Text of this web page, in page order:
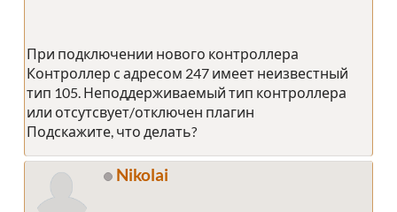
При подключении нового контроллера
Контроллер с адресом 247 имеет неизвестный
тип 105. Неподдерживаемый тип контроллера
или отсутсвует/отключен плагин
Подскажите, что делать?
Nikolai